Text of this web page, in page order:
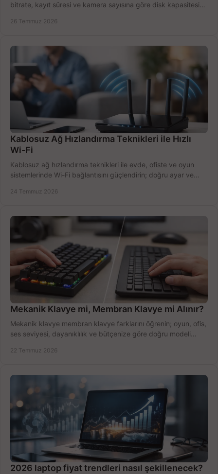
bitrate, kayıt süresi ve kamera sayısına göre disk kapasitesini
26 Temmuz 2026
Kablosuz Ağ Hızlandırma Teknikleri ile Hızlı
Wi-Fi
Kablosuz ağ hızlandırma teknikleri ile evde, ofiste ve oyun
sistemlerinde Wi-Fi bağlantısını güçlendirin; doğru ayar ve
24 Temmuz 2026
Mekanik Klavye mi, Membran Klavye mi Alınır?
Mekanik klavye membran klavye farklarını öğrenin; oyun, ofis,
ses seviyesi, dayanıklılık ve bütçenize göre doğru modeli
22 Temmuz 2026
2026 laptop fiyat trendleri nasıl şekillenecek?